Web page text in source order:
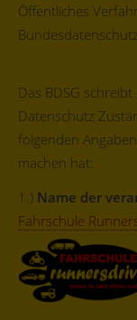
Öffentliches
Das BDSG
Datenschutz
folgenden
machen hat:
1.) Name der
Fahrschule